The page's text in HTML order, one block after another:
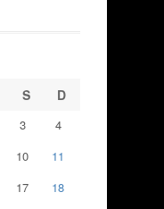
S D
3
4
10
11
17
18